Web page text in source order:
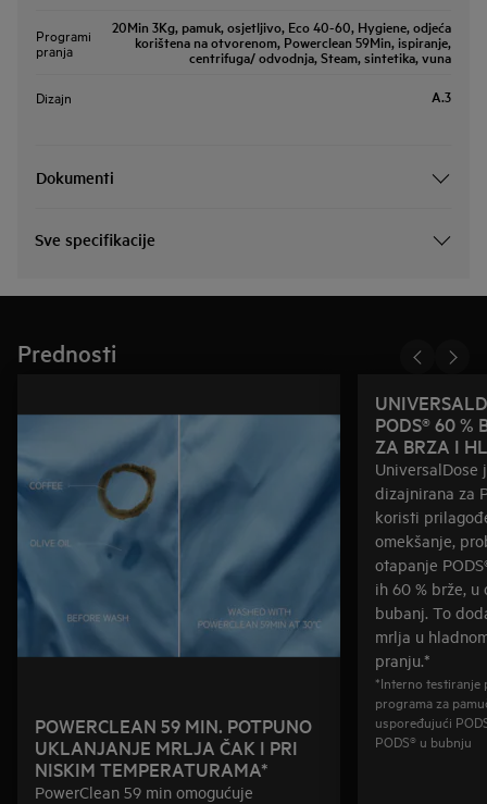
Programi
pranja
20Min 3Kg, pamuk, osjetljivo, Eco 40-60, Hygiene, odjeća
korištena na otvorenom, Powerclean 59Min, ispiranje,
centrifuga/ odvodnja, Steam, sintetika, vuna
Dizajn A.3
Dokumenti
Sve specifikacije
Prednosti
POWERCLEAN 59 MIN. POTPUNO
UKLANJANJE MRLJA ČAK I PRI
NISKIM TEMPERATURAMA*
PowerClean 59 min omogućuje
PODS® 60 %
ZA BRZA I
dizajnirana za
koristi
omekšanje,
otapanje
ih 60 % brže,
bubanj. To
mrlja u
pranju.*
*Interno testiranje
programa za
uspoređujući
PODS® u bubnju